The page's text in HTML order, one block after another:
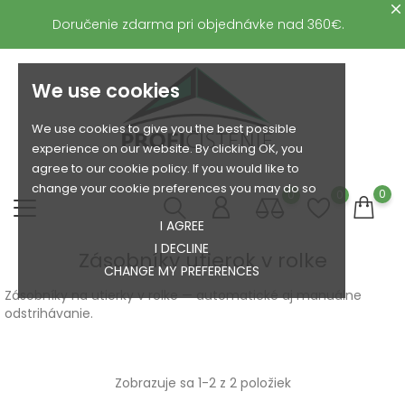
We use cookies
We use cookies to give you the best possible
experience on our website. By clicking OK, you
agree to our cookie policy. If you would like to
change your cookie preferences you may do so
I AGREE
I DECLINE
CHANGE MY PREFERENCES
Doručenie zdarma pri objednávke nad 360€.
0 0
Zásobníky utierok v rolke
Zásobníky na utierky v rolke — automatické aj manuálne
odstrihávanie.
Zobrazuje sa 1-2 z 2 položiek